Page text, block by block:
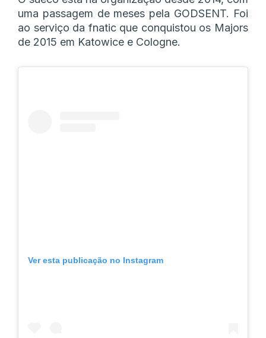
uma passagem de meses pela GODSENT. Foi
ao serviço da fnatic que conquistou os Majors
de 2015 em Katowice e Cologne.
Ver esta publicação no Instagram